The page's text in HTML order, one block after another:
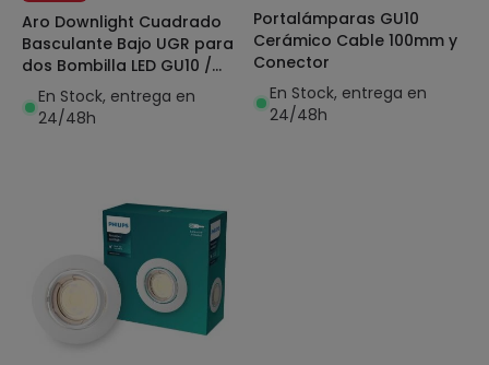
Aro Downlight Cuadrado
Basculante Bajo UGR para
dos Bombilla LED GU10 /
GU5.3 Corte 75x150 mm
Suefix
En Stock, entrega en
24/48h
Portalámparas GU10
Cerámico Cable 100mm y
Conector
En Stock, entrega en
24/48h